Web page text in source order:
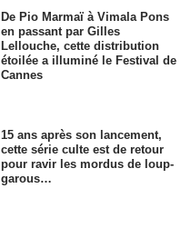
De Pio Marmaï à Vimala Pons
en passant par Gilles
Lellouche, cette distribution
étoilée a illuminé le Festival de
Cannes
15 ans après son lancement,
cette série culte est de retour
pour ravir les mordus de loup-
garous…